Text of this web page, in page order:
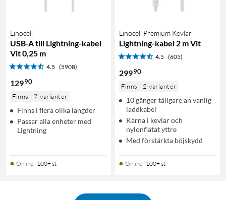
Linocell
USB-A till Lightning-kabel
Vit 0,25 m
4.5 (5908)
12990
Finns i 7 varianter
Finns i flera olika längder
Passar alla enheter med
Lightning
Online: 100+ st
Linocell Premium Kevlar
Lightning-kabel 2 m Vit
4.5 (605)
29990
Finns i 2 varianter
10 gånger tåligare än vanlig
laddkabel
Kärna i kevlar och
nylonflätat yttre
Med förstärkta böjskydd
Online: 100+ st